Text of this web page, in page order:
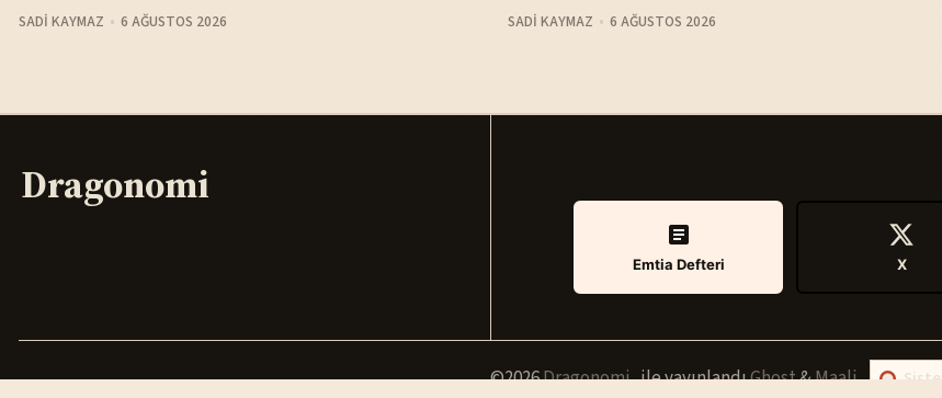
SADI KAYMAZ 6 AĞUSTOS 2026 SADI KAYMAZ 6 AĞUSTOS 2026
Dragonomi
Emtia Defteri X
©2026Dragonomi.ile yayınlandıGhost&Maali.